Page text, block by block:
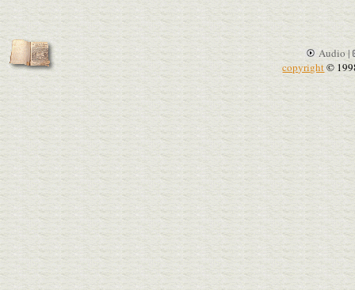
Audio |
copyright©